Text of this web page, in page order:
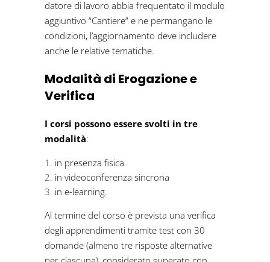
datore di lavoro abbia frequentato il modulo
aggiuntivo “Cantiere” e ne permangano le
condizioni, l’aggiornamento deve includere
anche le relative tematiche.
Modalità di Erogazione e
Verifica
I corsi possono essere svolti in tre
modalità:
in presenza fisica
in videoconferenza sincrona
in e-learning.
Al termine del corso è prevista una verifica
degli apprendimenti tramite test con 30
domande (almeno tre risposte alternative